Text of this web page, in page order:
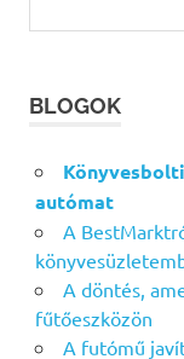
BLOGOK
autómat
A
A döntés,
fűtőeszközön
A futómű